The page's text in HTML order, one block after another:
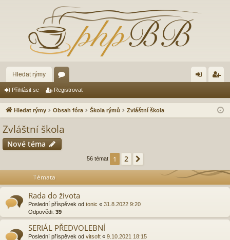
Hledat rýmy
ór
a lá ist
Přihlásit se Registrovat
Hledat rýmy Obsah fóra Škola rýmů Zvláštní škola
Zvláštní škola
Nové téma
56 témat 1 2
Témata
Rada do života
Poslední příspěvek od tonic « 31.8.2022 9:20
Odpovědi: 39
SERIÁL PŘEDVOLEBNÍ
Poslední příspěvek od vitsoft « 9.10.2021 18:15